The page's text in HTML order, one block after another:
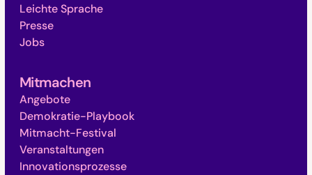
Leichte Sprache
Presse
Jobs
Mitmachen
Angebote
Demokratie-Playbook
Mitmacht-Festival
Veranstaltungen
Innovationsprozesse